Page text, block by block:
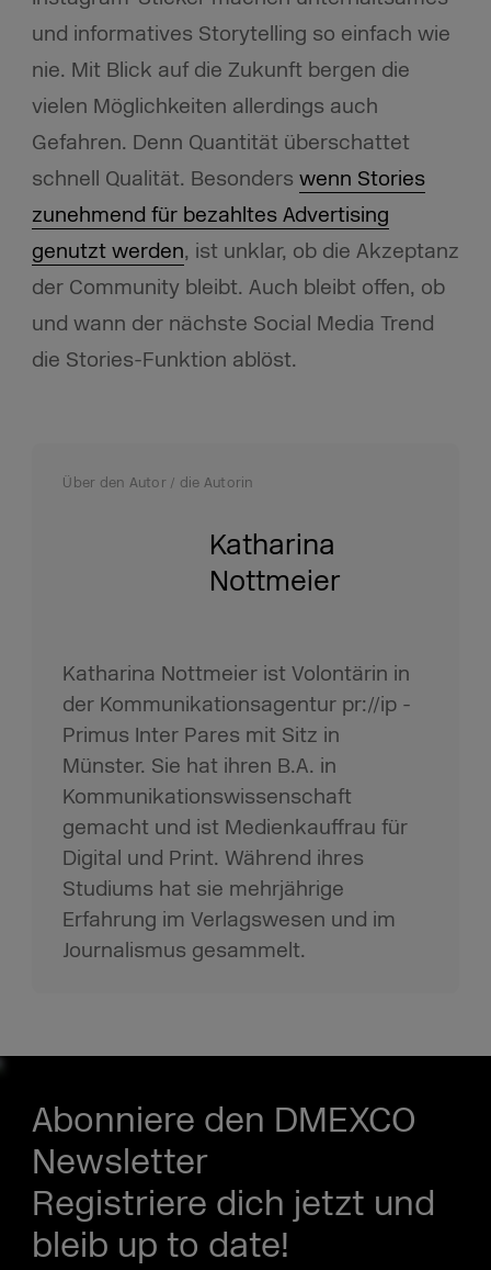
und informatives Storytelling so einfach wie
nie. Mit Blick auf die Zukunft bergen die
vielen Möglichkeiten allerdings auch
Gefahren. Denn Quantität überschattet
schnell Qualität. Besonders wenn Stories
zunehmend für bezahltes Advertising
genutzt werden, ist unklar, ob die Akzeptanz
der Community bleibt. Auch bleibt offen, ob
und wann der nächste Social Media Trend
die Stories-Funktion ablöst.
Über den Autor / die Autorin
Katharina
Nottmeier
Katharina Nottmeier ist Volontärin in
der Kommunikationsagentur pr://ip -
Primus Inter Pares mit Sitz in
Münster. Sie hat ihren B.A. in
Kommunikationswissenschaft
gemacht und ist Medienkauffrau für
Digital und Print. Während ihres
Studiums hat sie mehrjährige
Erfahrung im Verlagswesen und im
Journalismus gesammelt.
Abonniere den DMEXCO
Newsletter
Registriere dich jetzt und
bleib up to date!